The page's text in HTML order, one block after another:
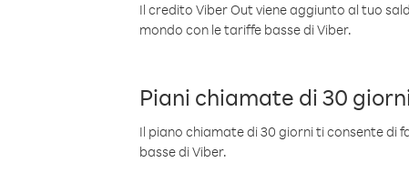
Il credito Viber Out viene aggiunto al tuo
mondo con le tariffe basse di Viber.
Piani chiamate di 30
Il piano chiamate di 30 giorni ti consente di
basse di Viber.